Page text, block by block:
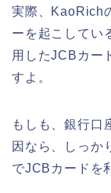
実際、KaoRich
ーを起こしてい
用したJCBカー
すよ。
もしも、銀行口
因なら、しっか
でJCBカードを